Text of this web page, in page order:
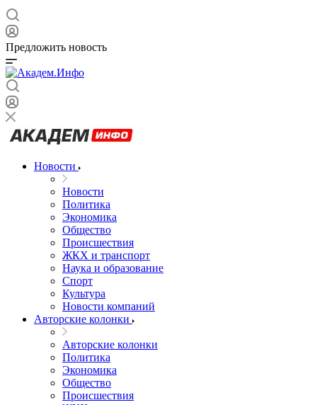
Предложить новость
Новости
Новости
Политика
Экономика
Общество
Происшествия
ЖКХ и транспорт
Наука и образование
Спорт
Культура
Новости компаний
Авторские колонки
Авторские колонки
Политика
Экономика
Общество
Происшествия